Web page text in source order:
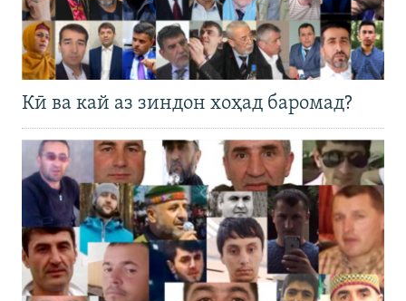
Кӣ ва кай аз зиндон хоҳад баромад?